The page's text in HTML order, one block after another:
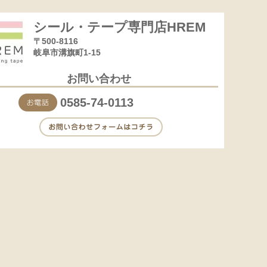
シール・テープ専門店HREM
〒500-8116
岐阜市溝旗町1-15
お問い合わせ
0585-74-0113